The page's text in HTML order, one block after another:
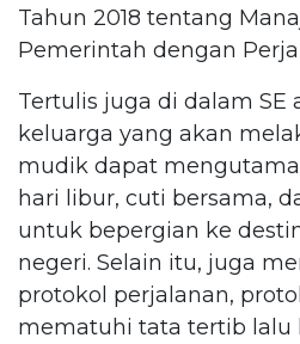
Tahun 2018 tentang
Pemerintah dengan
Tertulis juga di dalam SE
keluarga yang akan
mudik dapat
hari libur, cuti bersama,
untuk bepergian ke
negeri. Selain itu, juga
protokol perjalanan,
mematuhi tata tertib lalu